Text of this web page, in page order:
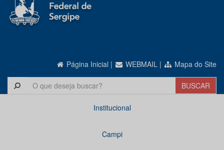
Página Inicial | WEBMAIL | Mapa do Site
Institucional
Campi